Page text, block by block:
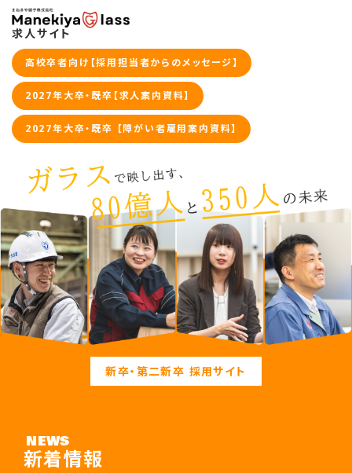
求人サイト
高校卒者向け【採用担当者からのメッセージ】
2027年大卒・既卒【求人案内資料】
2027年大卒・既卒 【障がい者雇用案内資料】
新卒・第二新卒 採用サイト
NEWS
新着情報